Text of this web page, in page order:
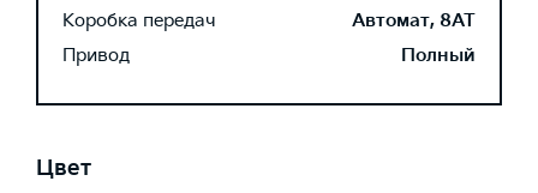
Коробка передач
Автомат, 8AT
Привод
Полный
Цвет